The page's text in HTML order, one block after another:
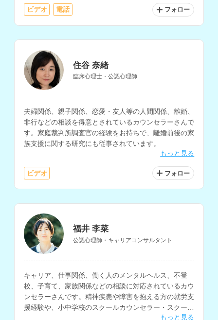
ビデオ 電話 フォロー
住谷 奈緒
臨床心理士・公認心理師
夫婦関係、親子関係、恋愛・友人等の人間関係、離婚、
非行などの相談を得意とされているカウンセラーさんで
す。家庭裁判所調査官の経験をお持ちで、離婚前後の家
族支援に関する研究にも従事されています。
もっと見る
ビデオ フォロー
福井 李菜
公認心理師・キャリアコンサルタント
キャリア、仕事関係、働く人のメンタルヘルス、不登
校、子育て、家族関係などの相談に対応されているカウ
ンセラーさんです。精神疾患や障害を抱える方の就労支
援経験や、小中学校のスクールカウンセラー・スクール
ソーシャルワーカーとしての勤務経験もお持ちです。
もっと見る